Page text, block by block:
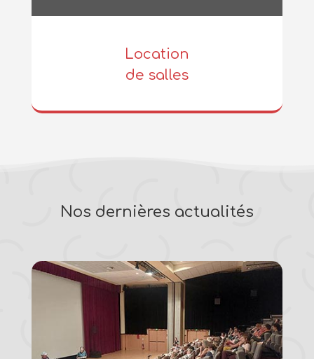
Location
de salles
Nos dernières actualités